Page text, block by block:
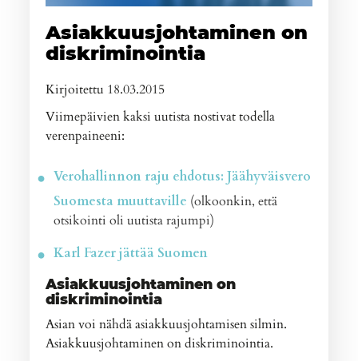
Asiakkuusjohtaminen on
diskriminointia
Kirjoitettu 18.03.2015
Viimepäivien kaksi uutista nostivat todella
verenpaineeni:
Verohallinnon raju ehdotus: Jäähyväisvero
Suomesta muuttaville (olkoonkin, että
otsikointi oli uutista rajumpi)
Karl Fazer jättää Suomen
Asiakkuusjohtaminen on
diskriminointia
Asian voi nähdä asiakkuusjohtamisen silmin.
Asiakkuusjohtaminen on diskriminointia.